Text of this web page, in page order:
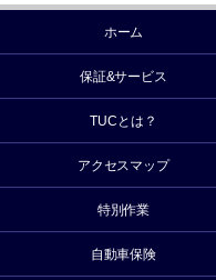
ホーム
保証&サービス
TUCとは？
アクセスマップ
特別作業
自動車保険